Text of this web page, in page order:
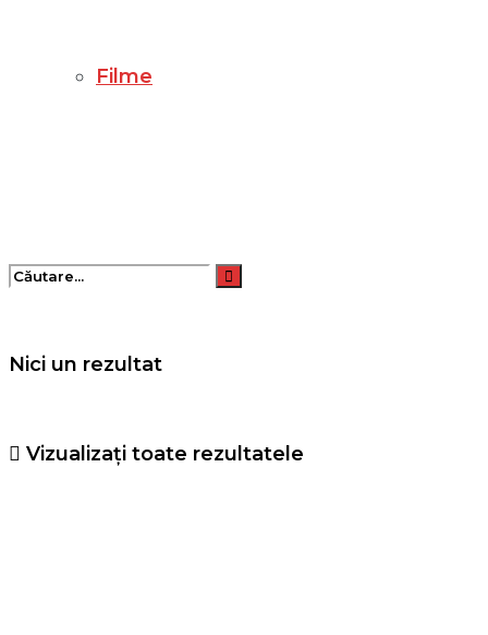
Filme
Nici un rezultat
Vizualizați toate rezultatele